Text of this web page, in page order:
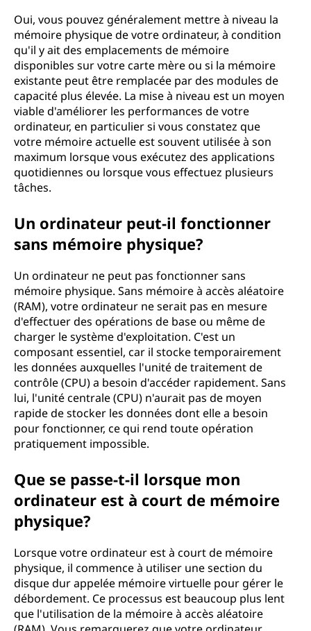
Oui, vous pouvez généralement mettre à niveau la
mémoire physique de votre ordinateur, à condition
qu'il y ait des emplacements de mémoire
disponibles sur votre carte mère ou si la mémoire
existante peut être remplacée par des modules de
capacité plus élevée. La mise à niveau est un moyen
viable d'améliorer les performances de votre
ordinateur, en particulier si vous constatez que
votre mémoire actuelle est souvent utilisée à son
maximum lorsque vous exécutez des applications
quotidiennes ou lorsque vous effectuez plusieurs
tâches.
Un ordinateur peut-il fonctionner
sans mémoire physique?
Un ordinateur ne peut pas fonctionner sans
mémoire physique. Sans mémoire à accès aléatoire
(RAM), votre ordinateur ne serait pas en mesure
d'effectuer des opérations de base ou même de
charger le système d'exploitation. C'est un
composant essentiel, car il stocke temporairement
les données auxquelles l'unité de traitement de
contrôle (CPU) a besoin d'accéder rapidement. Sans
lui, l'unité centrale (CPU) n'aurait pas de moyen
rapide de stocker les données dont elle a besoin
pour fonctionner, ce qui rend toute opération
pratiquement impossible.
Que se passe-t-il lorsque mon
ordinateur est à court de mémoire
physique?
Lorsque votre ordinateur est à court de mémoire
physique, il commence à utiliser une section du
disque dur appelée mémoire virtuelle pour gérer le
débordement. Ce processus est beaucoup plus lent
que l'utilisation de la mémoire à accès aléatoire